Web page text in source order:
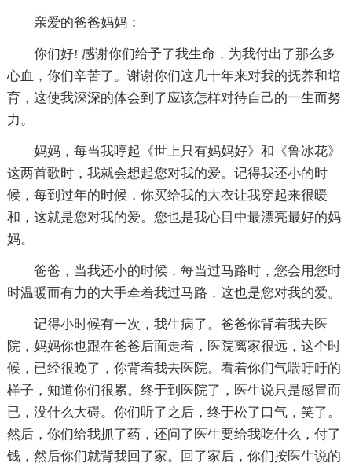
亲爱的爸爸妈妈：
你们好! 感谢你们给予了我生命，为我付出了那么多
心血，你们辛苦了。谢谢你们这几十年来对我的抚养和培
育，这使我深深的体会到了应该怎样对待自己的一生而努
力。
妈妈，每当我哼起《世上只有妈妈好》和《鲁冰花》
这两首歌时，我就会想起您对我的爱。记得我还小的时
候，每到过年的时候，你买给我的大衣让我穿起来很暖
和，这就是您对我的爱。您也是我心目中最漂亮最好的妈
妈。
爸爸，当我还小的时候，每当过马路时，您会用您时
时温暖而有力的大手牵着我过马路，这也是您对我的爱。
记得小时候有一次，我生病了。爸爸你背着我去医
院，妈妈你也跟在爸爸后面走着，医院离家很远，这个时
候，已经很晚了，你背着我去医院。看着你们气喘吁吁的
样子，知道你们很累。终于到医院了，医生说只是感冒而
已，没什么大碍。你们听了之后，终于松了口气，笑了。
然后，你们给我抓了药，还问了医生要给我吃什么，付了
钱，然后你们就背我回了家。回了家后，你们按医生说的